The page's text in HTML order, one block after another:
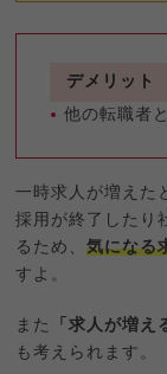
デメリット
他の転職者
一時求人が増えた
採用が終了したり
るため、気になる
すよ。
また 「求人が増え
も考えられます。